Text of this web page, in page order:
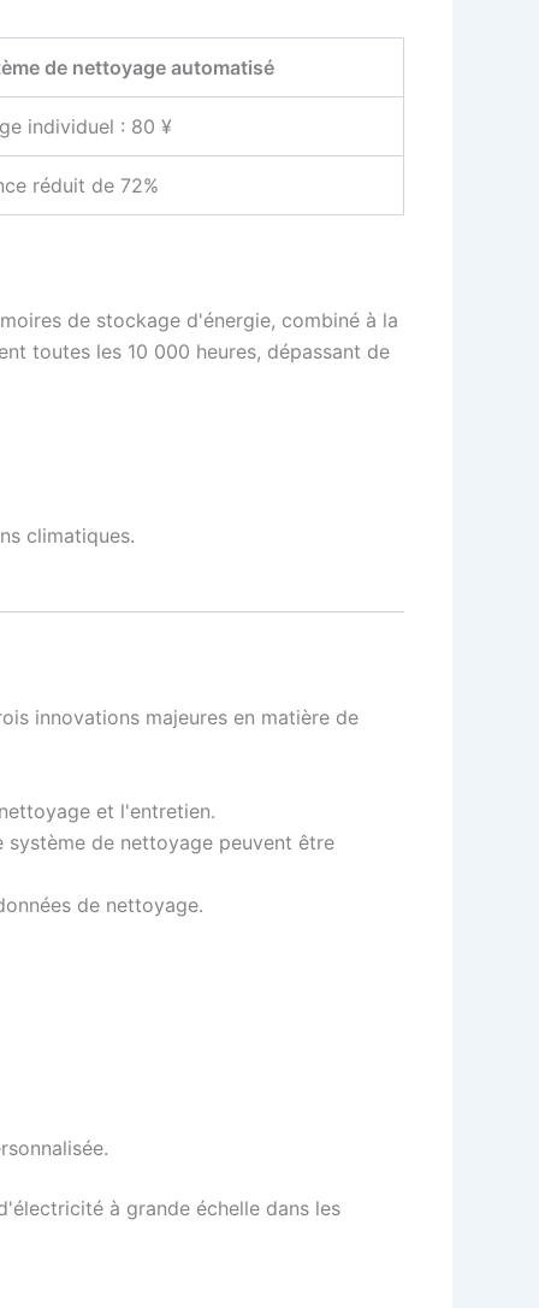
de nettoyage automatisé
individuel : 80 ¥
réduit de 72%
de stockage d'énergie, combiné à la
toutes les 10 000 heures, dépassant de
climatiques.
innovations majeures en matière de
et l'entretien.
système de nettoyage peuvent être
de nettoyage.
à grande échelle dans les